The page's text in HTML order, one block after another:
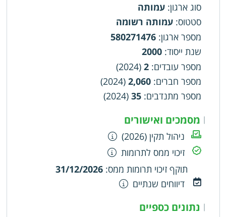
סוג ארגון: עמותה
סטטוס: עמותה רשומה
מספר ארגון:
580271476
שנת ייסוד:
2000
מספר עובדים:
2
(2024)
מספר חברים:
2,060
(2024)
מספר מתנדבים:
35
(2024)
| מסמכים ואישורים
ניהול תקין (2026)
זיכוי ממס לתרומות
תוקף זיכוי תרומות ממס:
31/12/2026
דיווחים שנתיים
| נתונים כספיים